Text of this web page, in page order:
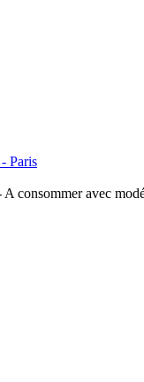
Paris
consommer avec